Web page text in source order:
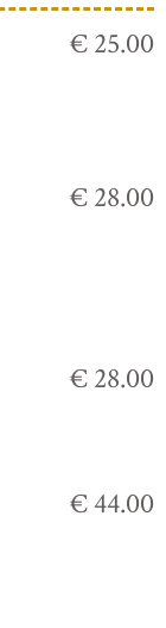
€ 25.00
€ 28.00
€ 28.00
€ 44.00